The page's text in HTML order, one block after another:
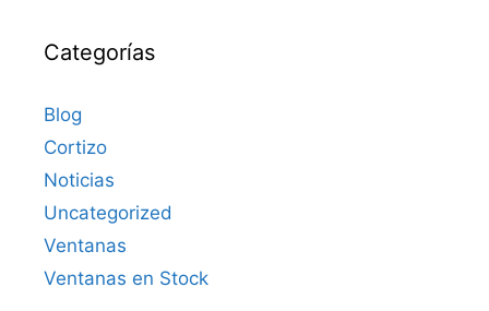
Categorías
Blog
Cortizo
Noticias
Uncategorized
Ventanas
Ventanas en Stock